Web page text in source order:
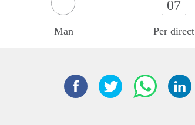
Man
07
Per direct